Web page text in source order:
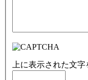
上に表示された文